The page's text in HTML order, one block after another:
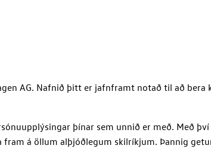
AG. Nafnið þitt er jafnframt notað til að bera
þínar sem unnið er með. Með því
á öllum alþjóðlegum skilríkjum. Þannig